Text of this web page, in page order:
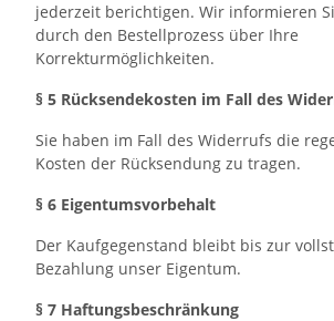
jederzeit berichtigen. Wir informieren
durch den Bestellprozess über Ihre
Korrekturmöglichkeiten.
§ 5 Rücksendekosten im Fall des
Sie haben im Fall des Widerrufs die
Kosten der Rücksendung zu tragen.
§ 6 Eigentumsvorbehalt
Der Kaufgegenstand bleibt bis zur
Bezahlung unser Eigentum.
§ 7 Haftungsbeschränkung